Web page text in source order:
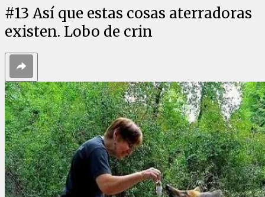
#13 Así que estas cosas aterradoras
existen. Lobo de crin